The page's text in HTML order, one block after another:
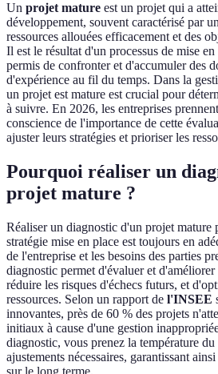
Un projet mature est un projet qui a
développement, souvent caractérisé par
ressources allouées efficacement et des
Il est le résultat d'un processus de mise
permis de confronter et d'accumuler des
d'expérience au fil du temps. Dans la
un projet est mature est crucial pour
à suivre. En 2026, les entreprises
conscience de l'importance de cette
ajuster leurs stratégies et prioriser les
Pourquoi réaliser un
projet mature ?
Réaliser un diagnostic d'un projet mature
stratégie mise en place est toujours en
de l'entreprise et les besoins des parties
diagnostic permet d'évaluer et
réduire les risques d'échecs futurs, et
ressources. Selon un rapport de l'INSEE
innovantes, près de 60 % des projets
initiaux à cause d'une gestion
diagnostic, vous prenez la température
ajustements nécessaires, garantissant